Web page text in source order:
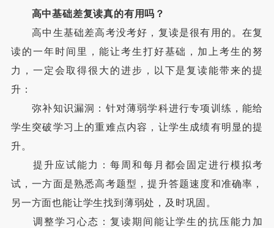
高中基础差复读真的有用吗？
高中生基础差高考没考好，复读是很有用的。在复
读的一年时间里，能让考生打好基础，加上考生的努
力，一定会取得很大的进步，以下是复读能带来的提
升：
弥补知识漏洞：针对薄弱学科进行专项训练，能给
学生突破学习上的重难点内容，让学生成绩有明显的提
升。
提升应试能力：每周和每月都会固定进行模拟考
试，一方面是熟悉高考题型，提升答题速度和准确率，
另一方面也能让学生找到薄弱处，及时巩固。
调整学习心态：复读期间能让学生的抗压能力加